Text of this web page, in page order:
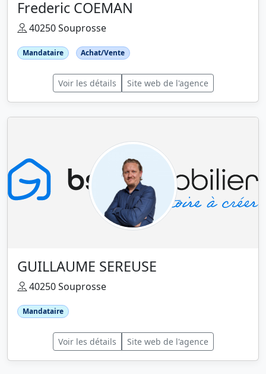
Frederic COEMAN
40250 Souprosse
Mandataire Achat/Vente
Voir les détails Site web de l'agence
GUILLAUME SEREUSE
40250 Souprosse
Mandataire
Voir les détails Site web de l'agence